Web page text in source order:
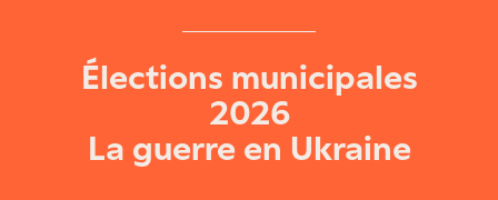
Élections municipales
2026
La guerre en Ukraine